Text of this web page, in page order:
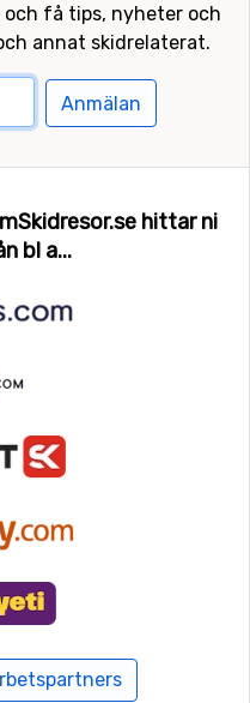
få tips, nyheter och
annat skidrelaterat.
Anmälan
hittar ni
bl a...